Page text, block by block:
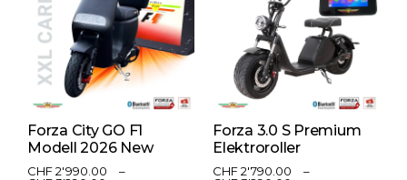
Forza City GO F1
Modell 2026 New
CHF2'990.00
–
Forza 3.0 S Premium
Elektroroller
CHF2'790.00
–